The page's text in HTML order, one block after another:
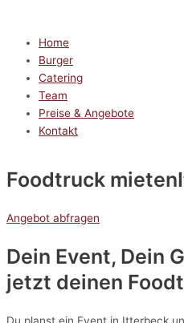
Home
Burger
Catering
Team
Preise & Angebote
Kontakt
Foodtruck mieten
Angebot abfragen
Dein Event, Dein
jetzt deinen
Du planst ein Event in Itterbeck